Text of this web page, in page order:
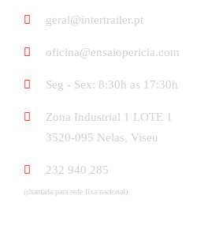
geral@intertrailer.pt
oficina@ensaiopericia.com
Seg - Sex: 8:30h as 17:30h
Zona Industrial 1 LOTE 1
3520-095 Nelas, Viseu
232 940 285
(chamada para rede fixa nacional)